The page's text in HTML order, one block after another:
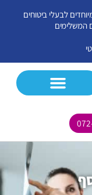
לבעלי ביטוחים
המשלימים